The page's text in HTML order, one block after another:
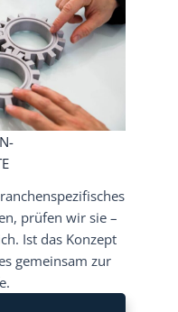
prüfen wir sie –
Ist das Konzept
gemeinsam zur